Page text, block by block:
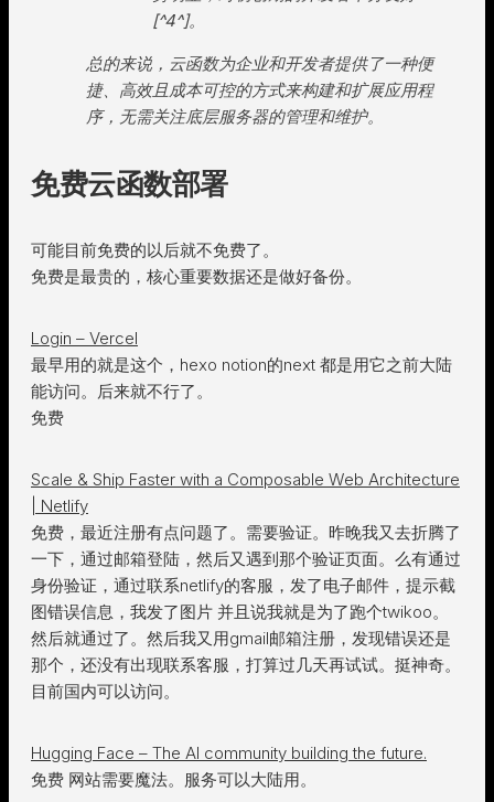
[^4^]。
总的来说，云函数为企业和开发者提供了一种便
捷、高效且成本可控的方式来构建和扩展应用程
序，无需关注底层服务器的管理和维护。
免费云函数部署
可能目前免费的以后就不免费了。
免费是最贵的，核心重要数据还是做好备份。
Login – Vercel
最早用的就是这个，hexo notion的next 都是用它之前大陆
能访问。后来就不行了。
免费
Scale & Ship Faster with a Composable Web Architecture
| Netlify
免费，最近注册有点问题了。需要验证。昨晚我又去折腾了
一下，通过邮箱登陆，然后又遇到那个验证页面。么有通过
身份验证，通过联系netlify的客服，发了电子邮件，提示截
图错误信息，我发了图片 并且说我就是为了跑个twikoo。
然后就通过了。然后我又用gmail邮箱注册，发现错误还是
那个，还没有出现联系客服，打算过几天再试试。挺神奇。
目前国内可以访问。
Hugging Face – The AI community building the future.
免费 网站需要魔法。服务可以大陆用。